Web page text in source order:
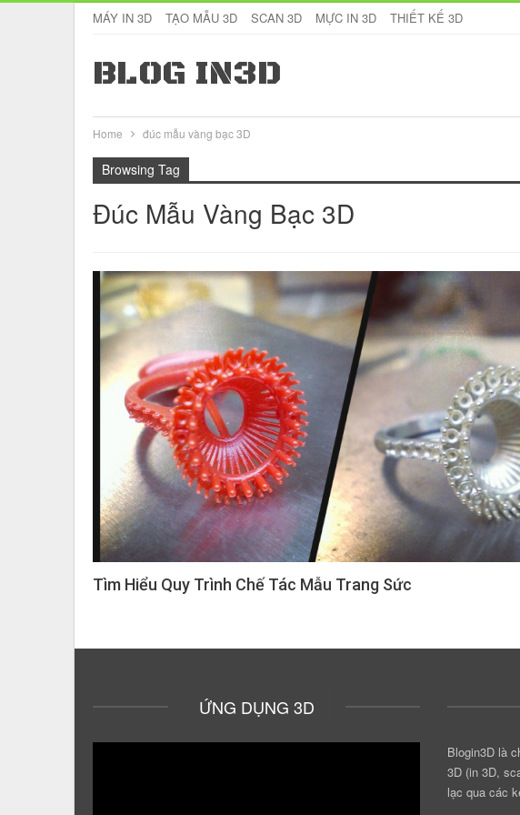
MÁY IN 3D TẠO MẪU 3D SCAN 3D MỰC IN 3D THIẾT KẾ 3D
BLOG IN3D
Home đúc mẫu vàng bạc 3D
Browsing Tag
Đúc Mẫu Vàng Bạc 3D
Tìm Hiểu Quy Trình Chế Tác Mẫu Trang Sức
ỨNG DỤNG 3D
Blogin3D là
3D (in 3D,
lạc qua các